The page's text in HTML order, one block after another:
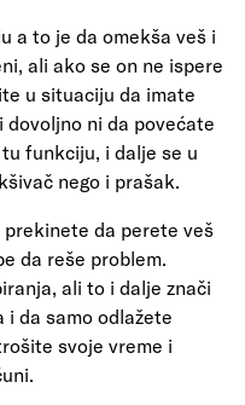
a to je da omekša veš i
ali ako se on ne ispere
u situaciju da imate
ni da povećate
funkciju, i dalje se u
nego i prašak.
prekinete da perete veš
da reše problem.
ali to i dalje znači
da samo odlažete
svoje vreme i